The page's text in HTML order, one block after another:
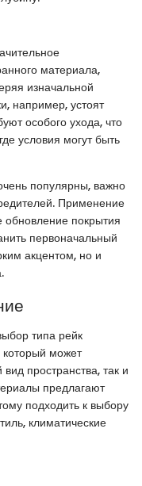
материала,
изначальной
например, устоят
особого ухода, что
условия могут быть
популярны, важно
Применение
обновление покрытия
первоначальный
акцентом, но и
типа рейк
может
пространства, так и
предлагают
подходить к выбору
климатические